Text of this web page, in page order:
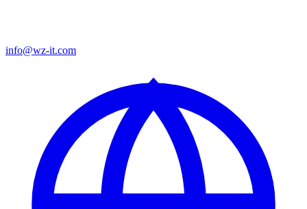
info@wz-it.com